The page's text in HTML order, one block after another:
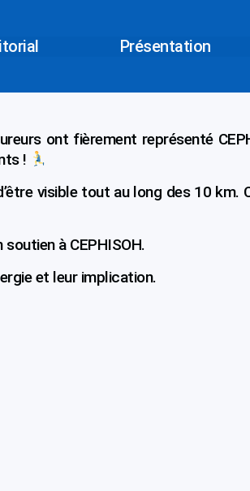
Présentation
ont fièrement représenté
!
visible tout au long des 10
à CEPHISOH.
et leur implication.